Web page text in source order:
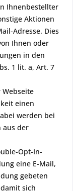
Ihnenbestellter
Aktionen
Adresse. Dies
Ihnen oder
in den
1 lit. a, Art. 7
einen
werden bei
aus der
Opt-In-
eine E-Mail,
gebeten
sich